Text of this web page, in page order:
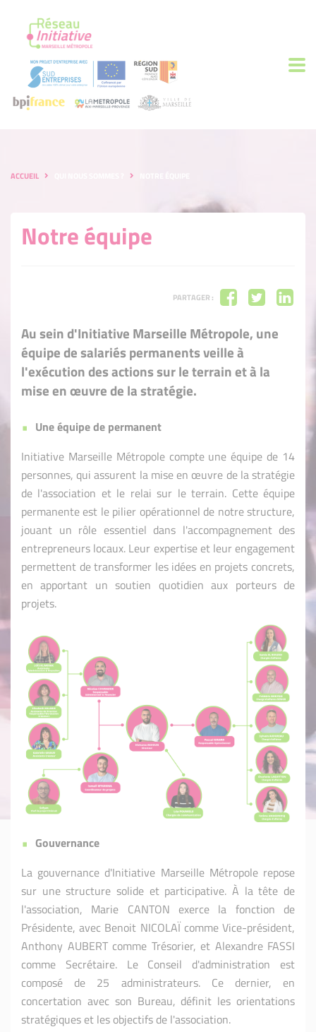
ACCUEIL
Notre équipe
PARTAGER :
Au sein d'Initiative Marseille Métropole, une
équipe de salariés permanents veille à
l'exécution des actions sur le terrain et à la
mise en œuvre de la stratégie.
Une équipe de permanent
Initiative Marseille Métropole compte une équipe de 14
personnes, qui assurent la mise en œuvre de la stratégie
de l'association et le relai sur le terrain. Cette équipe
permanente est le pilier opérationnel de notre structure,
jouant un rôle essentiel dans l'accompagnement des
entrepreneurs locaux. Leur expertise et leur engagement
permettent de transformer les idées en projets concrets,
en apportant un soutien quotidien aux porteurs de
projets.
Gouvernance
La gouvernance d'Initiative Marseille Métropole repose
sur une structure solide et participative. À la tête de
l'association, Marie CANTON exerce la fonction de
Présidente, avec Benoit NICOLAÏ comme Vice-président,
Anthony AUBERT comme Trésorier, et Alexandre FASSI
comme Secrétaire. Le Conseil d'administration est
composé de 25 administrateurs. Ce dernier, en
concertation avec son Bureau, définit les orientations
stratégiques et les objectifs de l'association.